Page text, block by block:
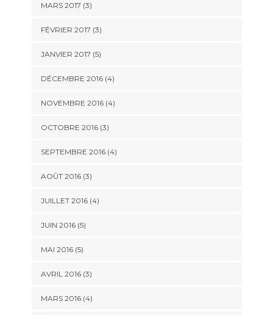
MARS 2017 (3)
FÉVRIER 2017 (3)
JANVIER 2017 (5)
DÉCEMBRE 2016(4)
NOVEMBRE 2016(4)
OCTOBRE 2016(3)
SEPTEMBRE 2016(4)
AOÛT 2016(3)
JUILLET 2016(4)
JUIN 2016(5)
MAI 2016(5)
AVRIL 2016(3)
MARS 2016(4)